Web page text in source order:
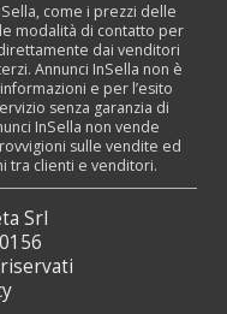
come i prezzi delle
modalità di contatto per
dai venditori
Annunci InSella non è
e per l’esito
senza garanzia di
InSella non vende
sulle vendite ed
tra clienti e venditori.
Srl